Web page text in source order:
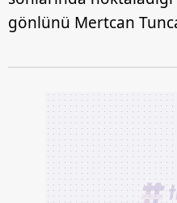
gönlünü Mertcan